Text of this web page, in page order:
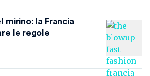
mirino: la Francia
le regole